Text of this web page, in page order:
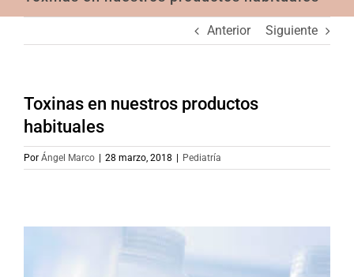
Anterior Siguiente
Toxinas en nuestros productos
habituales
Por Ángel Marco 28 marzo, 2018 Pediatría